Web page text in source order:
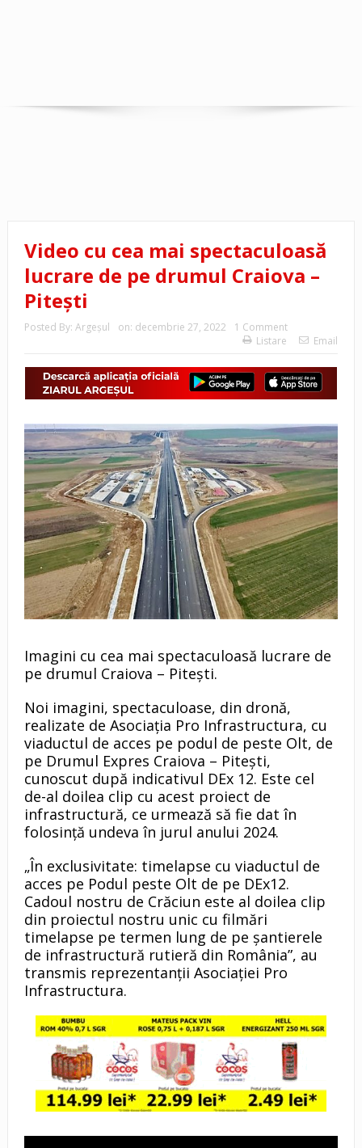
Video cu cea mai spectaculoasă
lucrare de pe drumul Craiova –
Pitești
Posted By: Argeşul on: decembrie 27, 2022
1 Comment
Listare
Email
Imagini cu cea mai spectaculoasă lucrare de
pe drumul Craiova – Pitești.
Noi imagini, spectaculoase, din dronă,
realizate de Asociația Pro Infrastructura, cu
viaductul de acces pe podul de peste Olt, de
pe Drumul Expres Craiova – Pitești,
cunoscut după indicativul DEx 12. Este cel
de-al doilea clip cu acest proiect de
infrastructură, ce urmează să fie dat în
folosință undeva în jurul anului 2024.
„În exclusivitate: timelapse cu viaductul de
acces pe Podul peste Olt de pe DEx12.
Cadoul nostru de Crăciun este al doilea clip
din proiectul nostru unic cu filmări
timelapse pe termen lung de pe șantierele
de infrastructură rutieră din România”, au
transmis reprezentanții Asociației Pro
Infrastructura.